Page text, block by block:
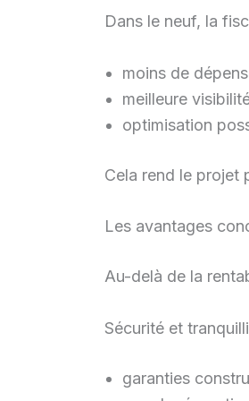
Dans le neuf, la
moins de
meilleure
optimisation
Cela rend le projet
Les avantages
Au-delà de la
Sécurité et
garanties